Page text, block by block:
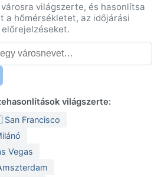
világszerte, és hasonlítsa
a hőmérsékletet, az időjárási
világszerte:
Francisco
Vegas